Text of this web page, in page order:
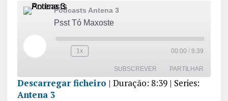
Podcasts Antena 3
Psst Tó Maxoste
1x 00:00 / 8:39
SUBSCREVER PARTILHAR
PARTILHA
Descarregar ficheiro | Duração: 8:39| Series:
Antena 3